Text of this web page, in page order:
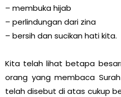
– membuka hijab
– perlindungan dari zina
– bersih dan sucikan hati kita.
Kita telah lihat betapa
orang yang membaca
telah disebut di atas cukup